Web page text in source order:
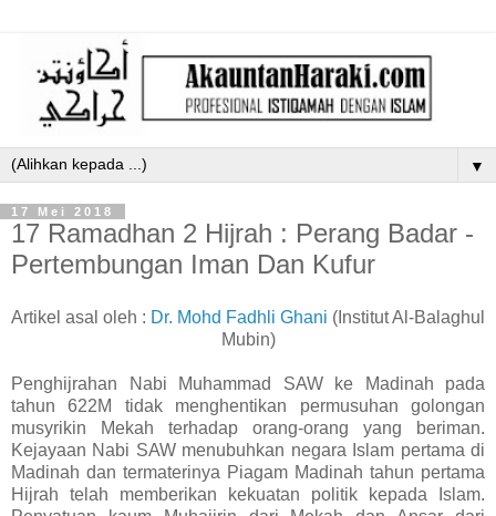
▼
17 Mei 2018
17 Ramadhan 2 Hijrah : Perang Badar -
Pertembungan Iman Dan Kufur
Artikel asal oleh : Dr. Mohd Fadhli Ghani (Institut Al-Balaghul
Mubin)
Penghijrahan Nabi Muhammad SAW ke Madinah pada
tahun 622M tidak menghentikan permusuhan golongan
musyrikin Mekah terhadap orang-orang yang beriman.
Kejayaan Nabi SAW menubuhkan negara Islam pertama di
Madinah dan termaterinya Piagam Madinah tahun pertama
Hijrah telah memberikan kekuatan politik kepada Islam.